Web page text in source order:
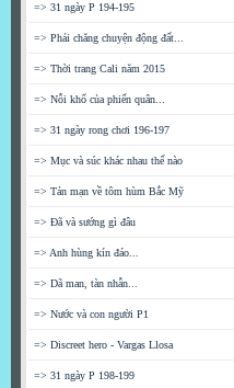
=> 31 ngày P 194-195
=> Phải chăng chuyện động đất...
=> Thời trang Cali năm 2015
=> Nỗi khổ của phiến quân...
=> 31 ngày rong chơi 196-197
=> Mục và súc khác nhau thế nào
=> Tản mạn về tôm hùm Bắc Mỹ
=> Đã và sướng gì đâu
=> Anh hùng kín đáo...
=> Dã man, tàn nhẫn...
=> Nước và con người P1
=> Discreet hero - Vargas Llosa
=> 31 ngày P 198-199